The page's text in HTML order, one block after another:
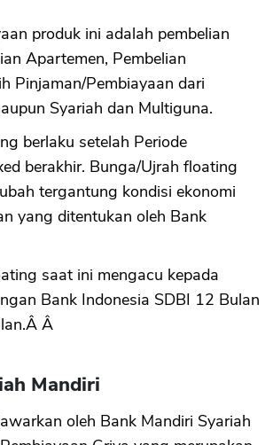
produk ini adalah pembelian
Apartemen, Pembelian
Pinjaman/Pembiayaan dari
Syariah dan Multiguna.
berlaku setelah Periode
berakhir. Bunga/Ujrah floating
tergantung kondisi ekonomi
yang ditentukan oleh Bank
saat ini mengacu kepada
Bank Indonesia SDBI 12 Bulan
Â
Mandiri
oleh Bank Mandiri Syariah